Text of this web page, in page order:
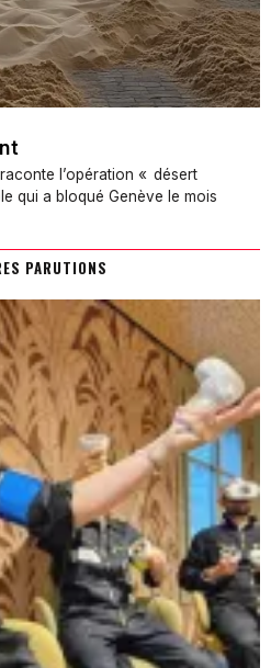
l’opération « désert
qui a bloqué Genève le mois
PARUTIONS